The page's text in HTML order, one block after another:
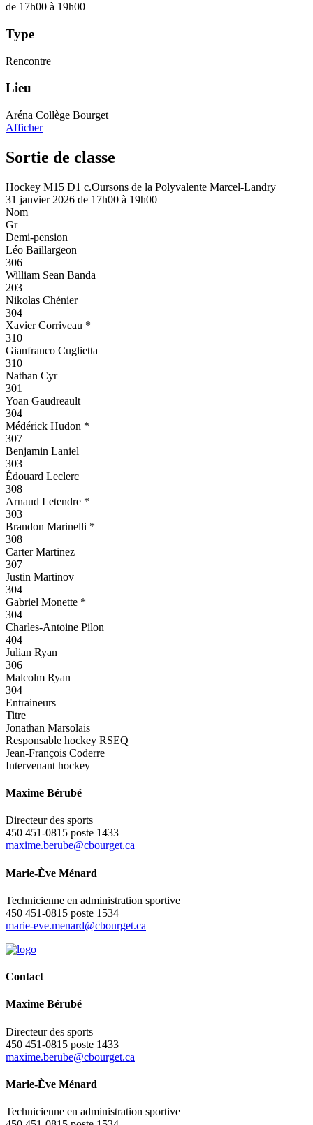
de 17h00 à 19h00
Type
Rencontre
Lieu
Aréna Collège Bourget
Afficher
Sortie de classe
Hockey M15 D1 c.Oursons de la Polyvalente Marcel-Landry
31 janvier 2026 de 17h00 à 19h00
Nom
Gr
Demi-pension
Léo Baillargeon
306
William Sean Banda
203
Nikolas Chénier
304
Xavier Corriveau *
310
Gianfranco Cuglietta
310
Nathan Cyr
301
Yoan Gaudreault
304
Médérick Hudon *
307
Benjamin Laniel
303
Édouard Leclerc
308
Arnaud Letendre *
303
Brandon Marinelli *
308
Carter Martinez
307
Justin Martinov
304
Gabriel Monette *
304
Charles-Antoine Pilon
404
Julian Ryan
306
Malcolm Ryan
304
Entraineurs
Titre
Jonathan Marsolais
Responsable hockey RSEQ
Jean-François Coderre
Intervenant hockey
Maxime Bérubé
Directeur des sports
450 451-0815 poste 1433
maxime.berube@cbourget.ca
Marie-Ève Ménard
Technicienne en administration sportive
450 451-0815 poste 1534
marie-eve.menard@cbourget.ca
Contact
Maxime Bérubé
Directeur des sports
450 451-0815 poste 1433
maxime.berube@cbourget.ca
Marie-Ève Ménard
Technicienne en administration sportive